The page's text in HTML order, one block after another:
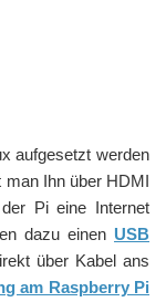
aufgesetzt werden
Ihn über HDMI
Pi eine Internet
dazu einen USB
über Kabel ans
am Raspberry Pi